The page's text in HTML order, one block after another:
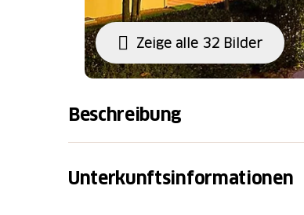
Zeige alle 32 Bilder
Beschreibung
km vom Zentrum von Ascona,
Unterkunftsinformationen